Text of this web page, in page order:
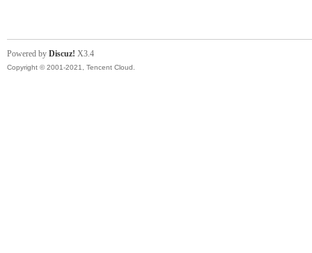
Powered by Discuz! X3.4
Copyright © 2001-2021, Tencent Cloud.